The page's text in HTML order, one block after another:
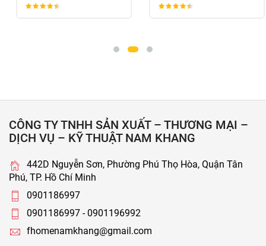
CÔNG TY TNHH SẢN XUẤT – THƯƠNG MẠI –
DỊCH VỤ – KỸ THUẬT NAM KHANG
442D Nguyễn Sơn, Phường Phú Thọ Hòa, Quận Tân
Phú, TP. Hồ Chí Minh
0901186997
0901186997 - 0901196992
fhomenamkhang@gmail.com